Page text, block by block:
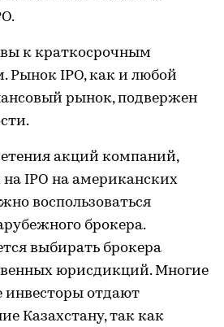
к краткосрочным
Рынок IPO, как и любой
рынок, подвержен
акций компаний,
IPO на американских
воспользоваться
брокера.
выбирать брокера
юрисдикций. Многие
инвесторы отдают
Казахстану, так как